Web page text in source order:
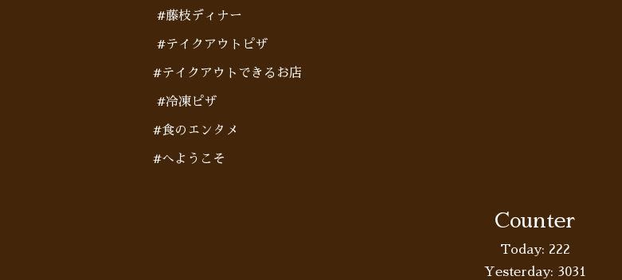
#藤枝ディナー
#テイクアウトピザ
#テイクアウトできるお店
#冷凍ピザ
#食のエンタメ
#へようこそ
Counter
Today: 222
Yesterday: 3031